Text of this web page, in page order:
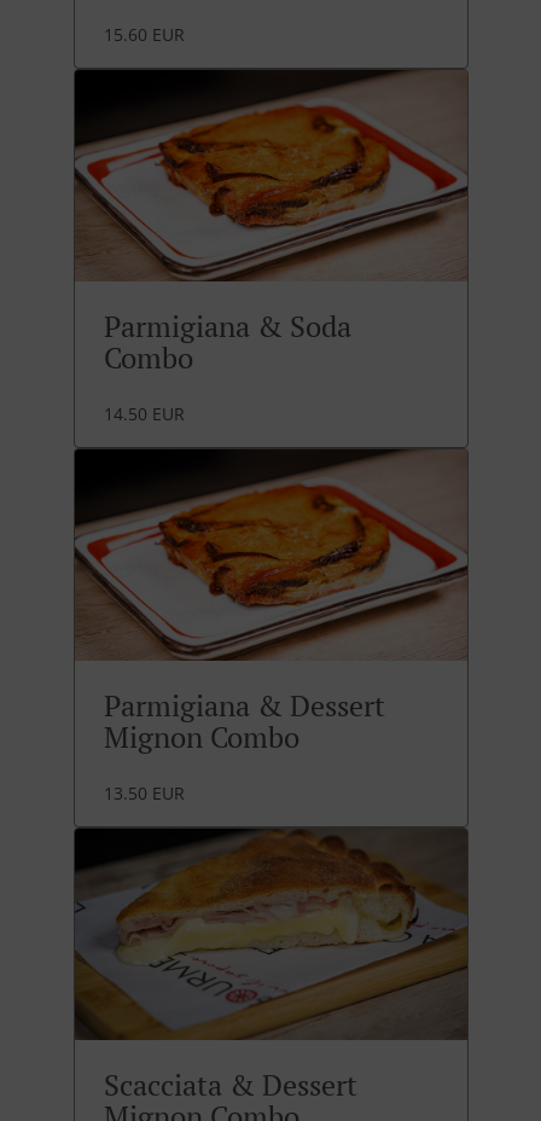
15.60 EUR
Parmigiana & Soda
Combo
14.50 EUR
Parmigiana & Dessert
Mignon Combo
13.50 EUR
Scacciata & Dessert